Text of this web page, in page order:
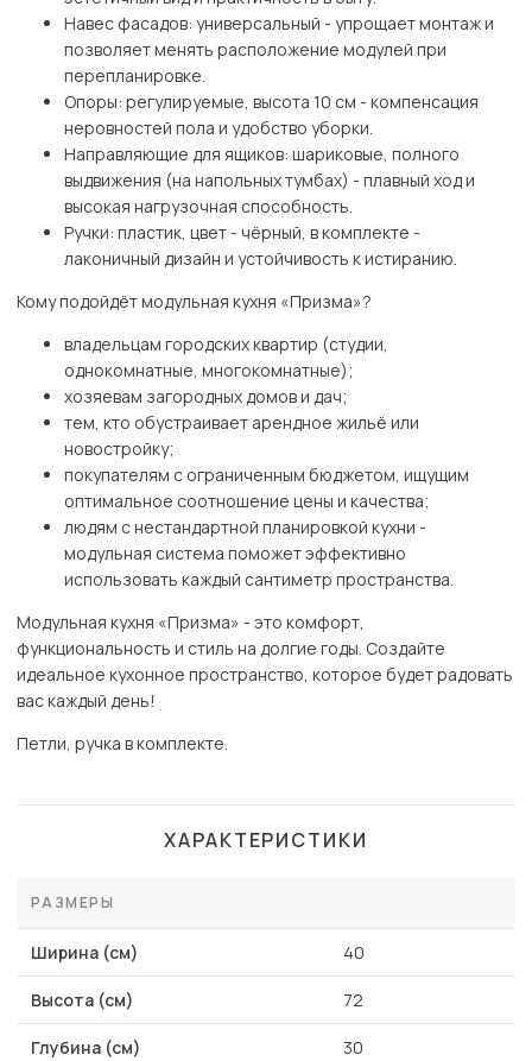
Навес фасадов: универсальный - упрощает монтаж и
позволяет менять расположение модулей при
перепланировке.
Опоры: регулируемые, высота 10 см - компенсация
неровностей пола и удобство уборки.
Направляющие для ящиков: шариковые, полного
выдвижения (на напольных тумбах) - плавный ход и
высокая нагрузочная способность.
Ручки: пластик, цвет - чёрный, в комплекте -
лаконичный дизайн и устойчивость к истиранию.
Кому подойдёт модульная кухня «Призма»?
владельцам городских квартир (студии,
однокомнатные, многокомнатные);
хозяевам загородных домов и дач;
тем, кто обустраивает арендное жильё или
новостройку;
покупателям с ограниченным бюджетом, ищущим
оптимальное соотношение цены и качества;
людям с нестандартной планировкой кухни -
модульная система поможет эффективно
использовать каждый сантиметр пространства.
Модульная кухня «Призма» - это комфорт,
функциональность и стиль на долгие годы. Создайте
идеальное кухонное пространство, которое будет радовать
вас каждый день!
Петли, ручка в комплекте.
ХАРАКТЕРИСТИКИ
РАЗМЕРЫ
Ширина (см) 40
Высота (см) 72
Глубина (см) 30